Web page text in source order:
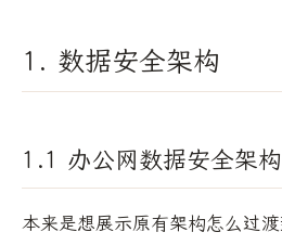
1. 数据安全架构
1.1 办公网数据安全架
本来是想展示原有架构怎么过